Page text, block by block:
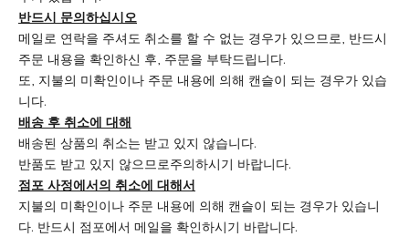
반드시 문의하십시오
메일로 연락을 주셔도 취소를 할 수 없는 경우가 있으므로, 반드시
주문 내용을 확인하신 후, 주문을 부탁드립니다.
또, 지불의 미확인이나 주문 내용에 의해 캔슬이 되는 경우가 있습
니다.
배송 후 취소에 대해
배송된 상품의 취소는 받고 있지 않습니다.
반품도 받고 있지 않으므로주의하시기 바랍니다.
점포 사정에서의 취소에 대해서
지불의 미확인이나 주문 내용에 의해 캔슬이 되는 경우가 있습니
다. 반드시 점포에서 메일을 확인하시기 바랍니다.